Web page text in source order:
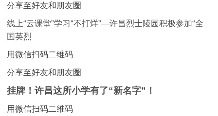
分享至好友和朋友圈
线上“云课堂”学习“不打烊”—许昌烈士陵园积极参加“全
国英烈
用微信扫码二维码
分享至好友和朋友圈
挂牌！许昌这所小学有了“新名字”！
用微信扫码二维码